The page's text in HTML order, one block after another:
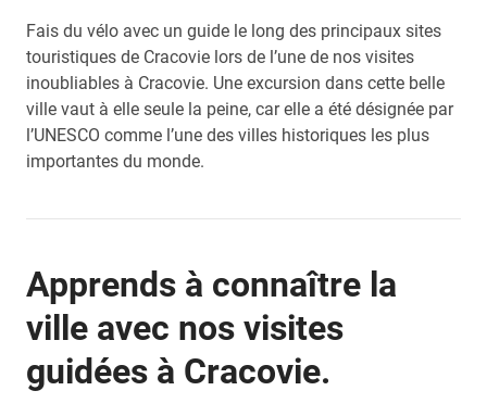
Fais du vélo avec un guide le long des principaux sites
touristiques de Cracovie lors de l’une de nos visites
inoubliables à Cracovie. Une excursion dans cette belle
ville vaut à elle seule la peine, car elle a été désignée par
l’UNESCO comme l’une des villes historiques les plus
importantes du monde.
Apprends à connaître la
ville avec nos visites
guidées à Cracovie.